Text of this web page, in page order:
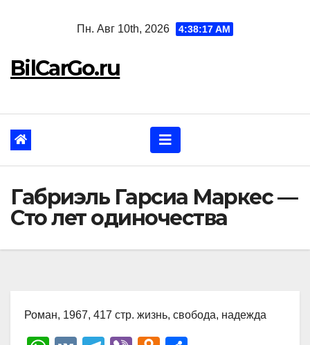
Пн. Авг 10th, 2026 4:38:18 AM
BilCarGo.ru
Габриэль Гарсиа Маркес —
Сто лет одиночества
Роман, 1967, 417 стр. жизнь, свобода, надежда